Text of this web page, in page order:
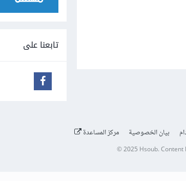
تابعنا على
بيان الخصوصية مركز المساعدة
© 2025 Hsoub.Content